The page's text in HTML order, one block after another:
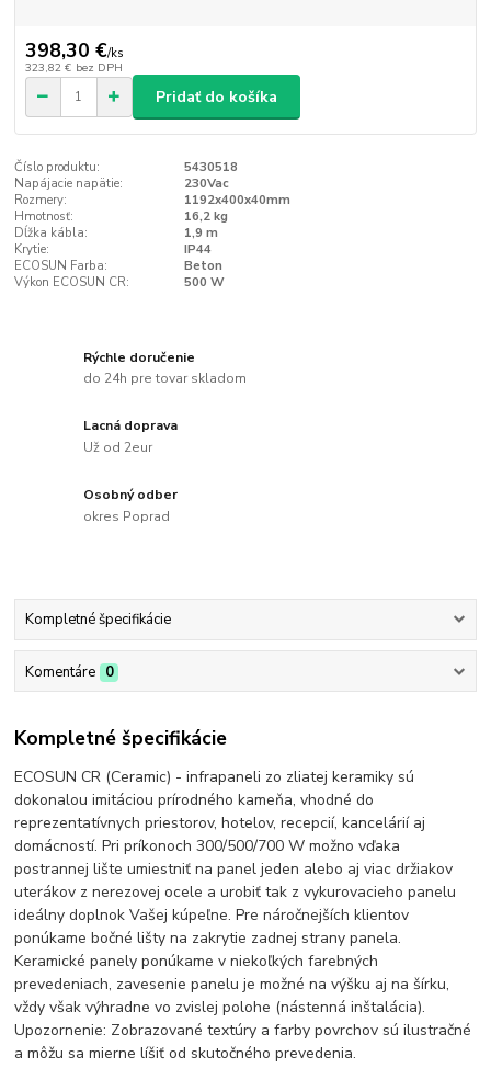
398,30 €/ks
323,82 € bez DPH
Pridať do košíka
Číslo produktu:
5430518
Napájacie napätie:
230Vac
Rozmery:
1192x400x40mm
Hmotnosť:
16,2 kg
Dĺžka kábla:
1,9 m
Krytie:
IP44
ECOSUN Farba:
Beton
Výkon ECOSUN CR:
500 W
Rýchle doručenie
do 24h pre tovar skladom
Lacná doprava
Už od 2eur
Osobný odber
okres Poprad
Kompletné špecifikácie
Komentáre 0
Kompletné špecifikácie
ECOSUN CR (Ceramic) - infrapaneli zo zliatej keramiky sú
dokonalou imitáciou prírodného kameňa, vhodné do
reprezentatívnych priestorov, hotelov, recepcií, kancelárií aj
domácností. Pri príkonoch 300/500/700 W možno vďaka
postrannej lište umiestniť na panel jeden alebo aj viac držiakov
uterákov z nerezovej ocele a urobiť tak z vykurovacieho panelu
ideálny doplnok Vašej kúpeľne. Pre náročnejších klientov
ponúkame bočné lišty na zakrytie zadnej strany panela.
Keramické panely ponúkame v niekoľkých farebných
prevedeniach, zavesenie panelu je možné na výšku aj na šírku,
vždy však výhradne vo zvislej polohe (nástenná inštalácia).
Upozornenie: Zobrazované textúry a farby povrchov sú ilustračné
a môžu sa mierne líšiť od skutočného prevedenia.